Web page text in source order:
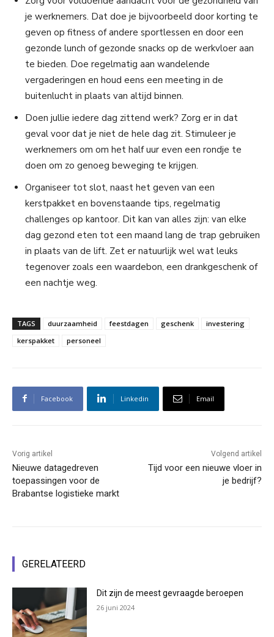
je werknemers. Dat doe je bijvoorbeeld door korting te
geven op fitness of andere sportlessen en door een
gezonde lunch of gezonde snacks op de werkvloer aan
te bieden. Doe regelmatig aan wandelende
vergaderingen en houd eens een meeting in de
buitenlucht in plaats van altijd binnen.
Doen jullie iedere dag zittend werk? Zorg er in dat
geval voor dat je niet de hele dag zit. Stimuleer je
werknemers om om het half uur even een rondje te
doen om zo genoeg beweging te krijgen.
Organiseer tot slot, naast het geven van een
kerstpakket en bovenstaande tips, regelmatig
challenges op kantoor. Dit kan van alles zijn: van elke
dag gezond eten tot een maand lang de trap gebruiken
in plaats van de lift. Zet er natuurlijk wel wat leuks
tegenover zoals een waardebon, een drankgeschenk of
een nachtje weg.
TAGS duurzaamheid feestdagen geschenk
investering
kerspakket
personeel
Facebook Linkedin Email
Vorig artikel
Nieuwe datagedreven
toepassingen voor de
Brabantse logistieke markt
Volgend artikel
Tijd voor een nieuwe vloer in
je bedrijf?
GERELATEERD
Dit zijn de meest gevraagde beroepen
26 juni 2024